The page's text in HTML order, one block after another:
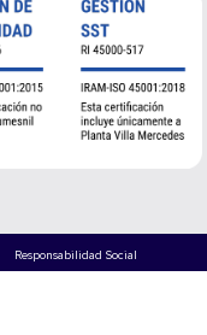
Responsabilidad Social